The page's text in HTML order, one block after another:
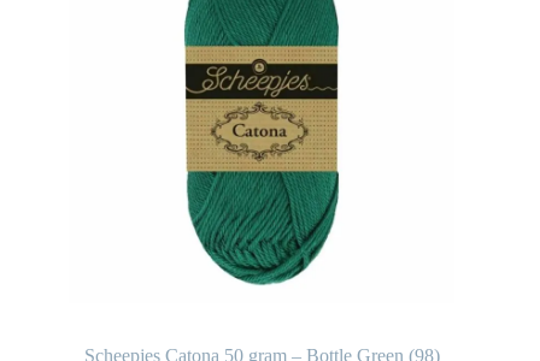
Scheepjes Catona 50 gram – Bottle Green (98)